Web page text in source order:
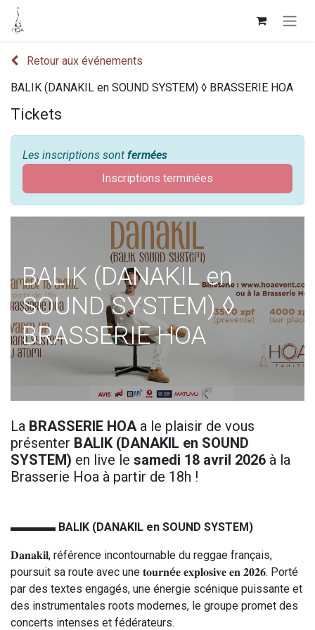
Retour aux événements
BALIK (DANAKIL en SOUND SYSTEM) ◊ BRASSERIE HOA
Tickets
Les inscriptions sont fermées
Inscriptions terminées
BALIK (DANAKIL en
SOUND SYSTEM) ◊
BRASSERIE HOA
La BRASSERIE HOA a le plaisir de vous
présenter BALIK (DANAKIL en SOUND
SYSTEM) en live le samedi 18 avril 2026 à la
Brasserie Hoa à partir de 18h !
▬▬▬▬ BALIK (DANAKIL en SOUND SYSTEM)
𝐃𝐚𝐧𝐚𝐤𝐢𝐥, référence incontournable du reggae français,
poursuit sa route avec une 𝐭𝐨𝐮𝐫𝐧é𝐞 𝐞𝐱𝐩𝐥𝐨𝐬𝐢𝐯𝐞 𝐞𝐧 𝟐𝟎𝟐𝟔. Porté
par des textes engagés, une énergie scénique puissante et
des instrumentales roots modernes, le groupe promet des
concerts intenses et fédérateurs.